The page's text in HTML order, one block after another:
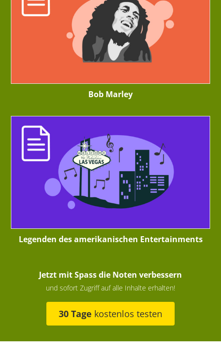
Bob Marley
Legenden des amerikanischen Entertainments
Jetzt mit Spass die Noten verbessern
und sofort Zugriff auf alle Inhalte erhalten!
30 Tage kostenlos testen